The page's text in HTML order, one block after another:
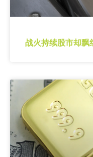
战火持续股市却飘